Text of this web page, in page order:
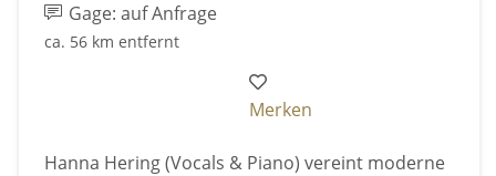
Gage: auf Anfrage
ca. 56 km entfernt
Merken
Hanna Hering (Vocals & Piano) vereint moderne